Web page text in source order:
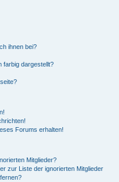
ihnen bei?
farbig dargestellt?
Forums erhalten!
Mitglieder?
zur Liste der ignorierten Mitglieder